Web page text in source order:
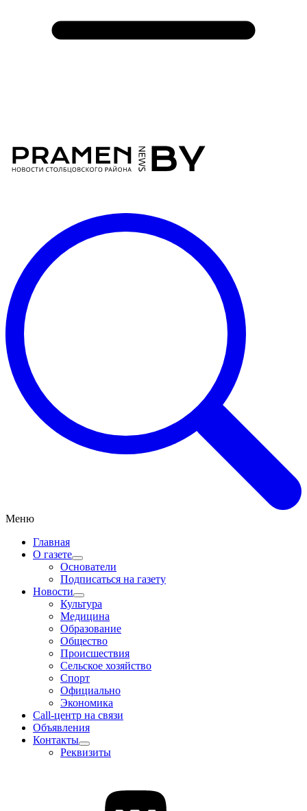
Меню
Главная
О газете
Основатели
Подписаться на газету
Новости
Культура
Медицина
Образование
Общество
Происшествия
Сельское хозяйство
Спорт
Официально
Экономика
Call-центр на связи
Объявления
Контакты
Реквизиты